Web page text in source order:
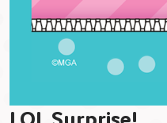
LOL Surprise!